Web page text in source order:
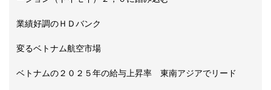
業績好調のＨＤバンク
変るベトナム航空市場
ベトナムの２０２５年の給与上昇率 東南アジアでリード